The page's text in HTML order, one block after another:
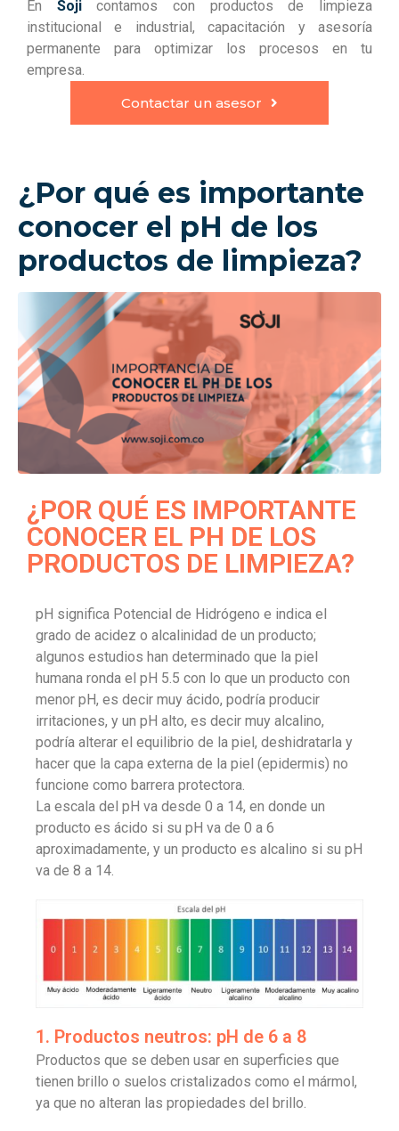
En Soji
contamos con productos de limpieza
institucional e industrial, capacitación y asesoría
permanente para optimizar los procesos en tu
empresa.
Contactar un asesor
¿Por qué es importante
conocer el pH de los
productos de limpieza?
¿POR QUÉ ES IMPORTANTE
CONOCER EL PH DE LOS
PRODUCTOS DE LIMPIEZA?
pH significa Potencial de Hidrógeno e indica el
grado de acidez o alcalinidad de un producto;
algunos estudios han determinado que la piel
humana ronda el pH 5.5 con lo que un producto con
menor pH, es decir muy ácido, podría producir
irritaciones, y un pH alto, es decir muy alcalino,
podría alterar el equilibrio de la piel, deshidratarla y
hacer que la capa externa de la piel (epidermis) no
funcione como barrera protectora.
La escala del pH va desde 0 a 14, en donde un
producto es ácido si su pH va de 0 a 6
aproximadamente, y un producto es alcalino si su pH
va de 8 a 14.
1. Productos neutros: pH de 6 a 8
Productos que se deben usar en superficies que
tienen brillo o suelos cristalizados como el mármol,
ya que no alteran las propiedades del brillo.